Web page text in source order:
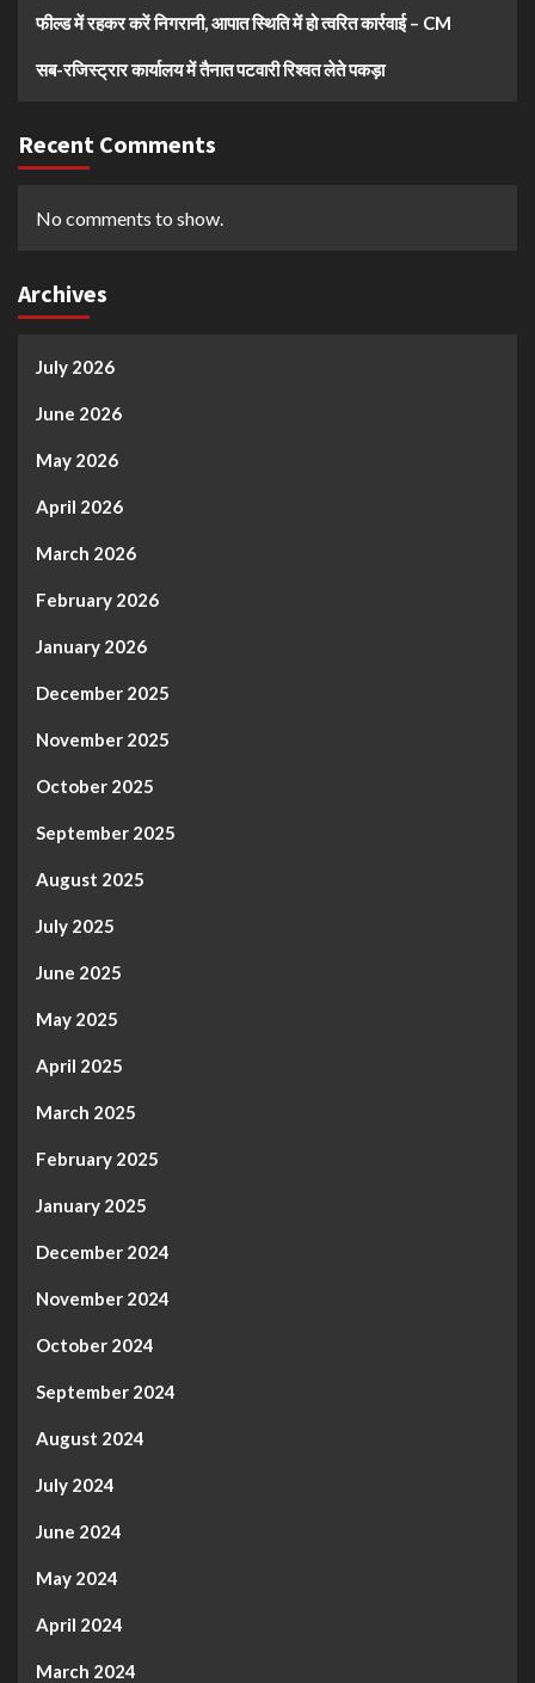
फील्ड में रहकर करें निगरानी, आपात स्थिति में हो त्वरित कार्रवाई – CM
सब-रजिस्ट्रार कार्यालय में तैनात पटवारी रिश्वत लेते पकड़ा
Recent Comments
No comments to show.
Archives
July 2026
June 2026
May 2026
April 2026
March 2026
February 2026
January 2026
December 2025
November 2025
October 2025
September 2025
August 2025
July 2025
June 2025
May 2025
April 2025
March 2025
February 2025
January 2025
December 2024
November 2024
October 2024
September 2024
August 2024
July 2024
June 2024
May 2024
April 2024
March 2024